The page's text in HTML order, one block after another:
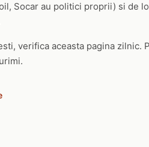
Socar au politici proprii) si de
verifica aceasta pagina zilnic.